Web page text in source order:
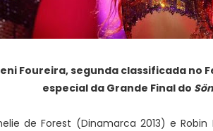
Foureira, segunda classificada no
especial da Grande Final do
de Forest (Dinamarca 2013) e